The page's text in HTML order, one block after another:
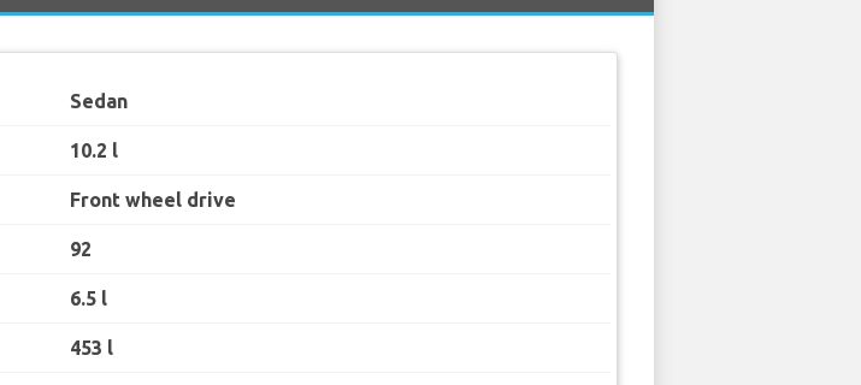
Sedan
10.2 l
Front wheel drive
92
6.5 l
453 l